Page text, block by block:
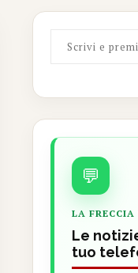
💬
LA FRECCIA
Le
tuo